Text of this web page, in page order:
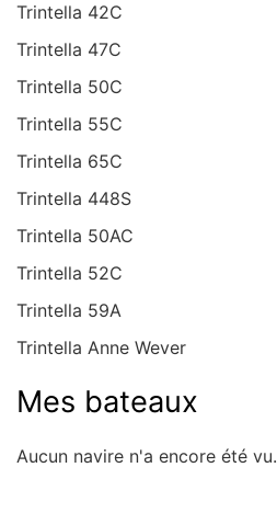
Trintella 42C
Trintella 47C
Trintella 50C
Trintella 55C
Trintella 65C
Trintella 448S
Trintella 50AC
Trintella 52C
Trintella 59A
Trintella Anne Wever
Mes bateaux
Aucun navire n'a encore été vu.